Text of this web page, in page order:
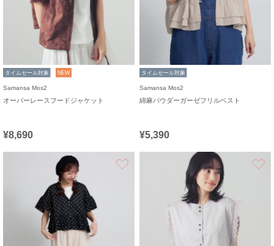
タイムセール対象 NEW
Samansa Mos2
オーバーレースフードジャケット
¥8,690
タイムセール対象
Samansa Mos2
綿麻パウダーガーゼフリルベスト
¥5,390